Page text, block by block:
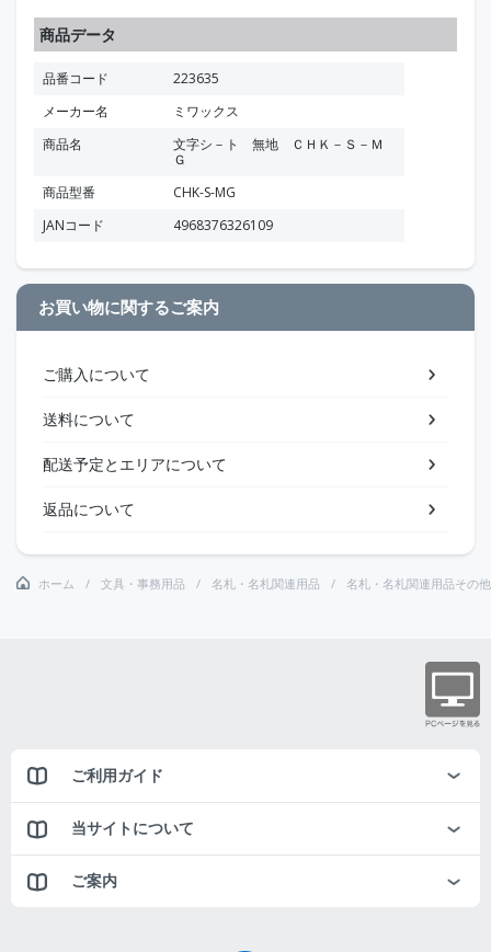
商品データ
品番コード
223635
メーカー名
ミワックス
商品名
文字シ－ト 無地 ＣＨＫ－Ｓ－Ｍ
Ｇ
商品型番
CHK-S-MG
JANコード
4968376326109
お買い物に関するご案内
ご購入について
送料について
配送予定とエリアについて
返品について
ホーム 文具・事務用品 名札・名札関連用品 名札・名札関連用品その他
ご利用ガイド
当サイトについて
ご案内